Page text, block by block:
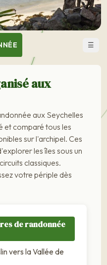
☰
aux
aux Seychelles
et comparé tous les
sur l'archipel. Ces
les îles sous un
classiques.
votre périple dès
de randonnée
vers la Vallée de